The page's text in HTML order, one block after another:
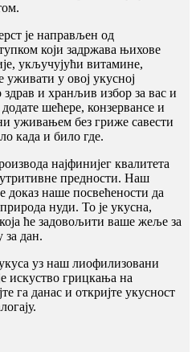
је направљен од
који задржава њихове
укључујући витамине,
у овој укусној
здрав и хранљив избор за вас и
шећере, конзервансе и
уживањем без гриже савести
када и било где.
најфинијег квалитета
предности. Наш
доказ наше посвећености да
нуди. То је укусна,
ће задовољити ваше жеље за
за дан.
уз наш лиофилизовани
искуство грицкања на
га данас и откријте укусност